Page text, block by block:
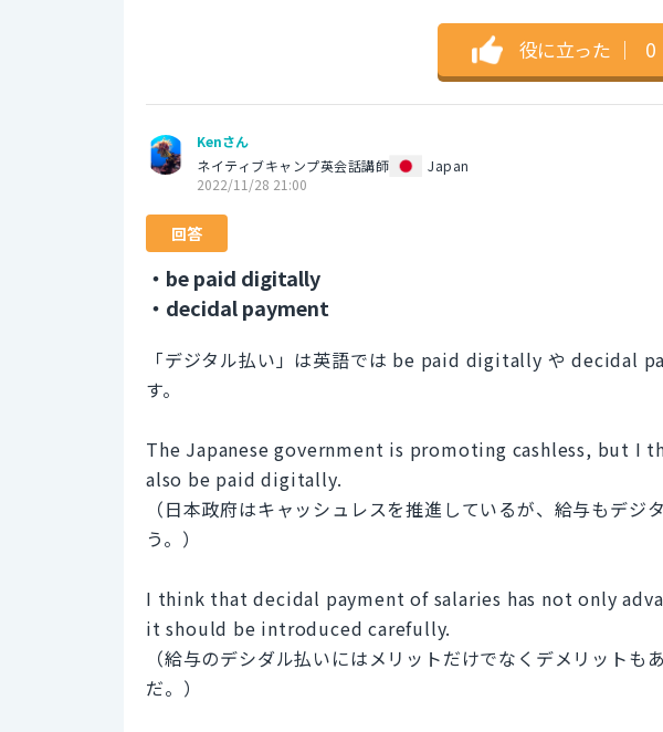
役に立った ｜ 0
Kenさん
ネイティブキャンプ英会話講師
Japan
2022/11/28 21:00
回答
・be paid digitally
・decidal payment
「デジタル払い」は英語では be paid digitally や decidal
す。
The Japanese government is promoting cashless, but I
also be paid digitally.
（日本政府はキャッシュレスを推進しているが、給与もデジ
う。）
I think that decidal payment of salaries has not only
it should be introduced carefully.
（給与のデシダル払いにはメリットだけでなくデメリットも
だ。）